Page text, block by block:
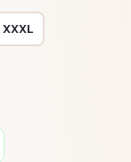
XXXL